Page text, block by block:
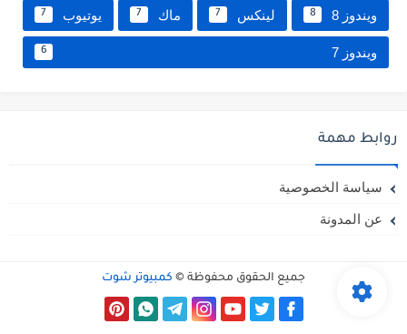
ويندوز 8 8 لينكس 7 ماك 7 يوتيوب 7
ويندوز 7 6
روابط مهمة
سياسة الخصوصية
عن المدونة
جميع الحقوق محفوظة © كمبيوتر شوت